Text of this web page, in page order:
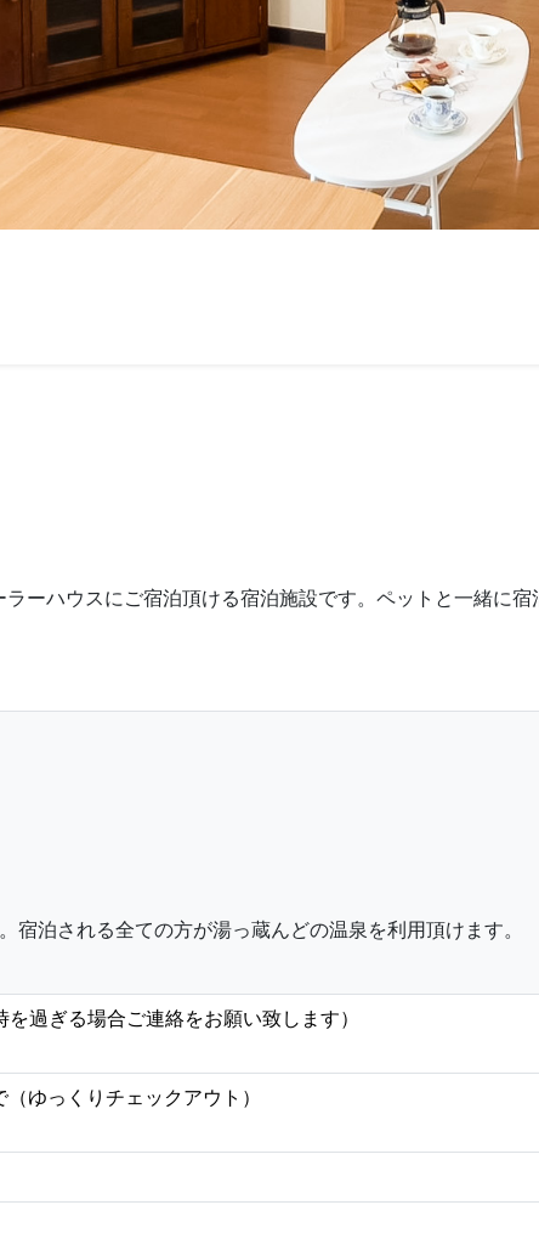
ーハウスにご宿泊頂ける宿泊施設です。ペットと一緒に
泊される全ての方が湯っ蔵んどの温泉を利用頂けます。
を過ぎる場合ご連絡をお願い致します）
ゆっくりチェックアウト）